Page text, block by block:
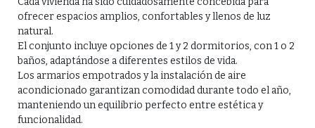
ofrecer espacios amplios, confortables y llenos de luz
natural.
El conjunto incluye opciones de 1 y 2 dormitorios, con 1 o 2
baños, adaptándose a diferentes estilos de vida.
Los armarios empotrados y la instalación de aire
acondicionado garantizan comodidad durante todo el año,
manteniendo un equilibrio perfecto entre estética y
funcionalidad.